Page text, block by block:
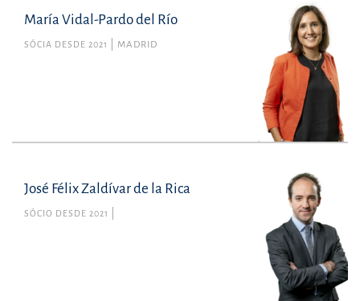
María Vidal-Pardo del Río
SÓCIA DESDE 2021 MADRID
José Félix Zaldívar de la Rica
SÓCIO DESDE 2021